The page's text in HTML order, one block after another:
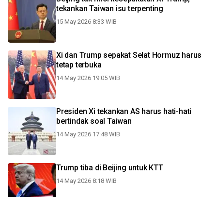
tekankan Taiwan isu terpenting
15 May 2026 8:33 WIB
Xi dan Trump sepakat Selat Hormuz harus
tetap terbuka
14 May 2026 19:05 WIB
Presiden Xi tekankan AS harus hati-hati
bertindak soal Taiwan
14 May 2026 17:48 WIB
Trump tiba di Beijing untuk KTT
14 May 2026 8:18 WIB